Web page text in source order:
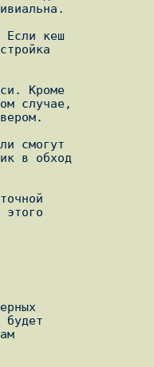
Если кеш
Кроме
случае,
смогут
в обход
этого
будет